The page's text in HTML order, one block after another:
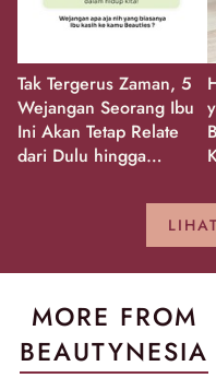
Tak Tergerus Zaman, 5
Wejangan Seorang Ibu
Ini Akan Tetap Relate
dari Dulu hingga
MORE FROM
BEAUTYNESIA